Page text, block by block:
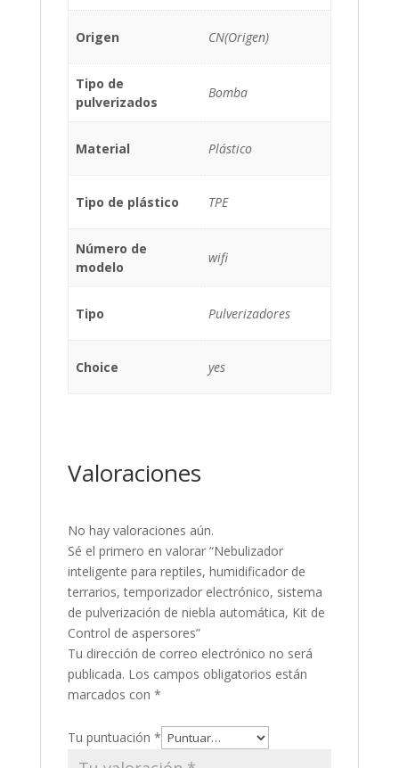
Origen CN(Origen)
Tipo de
pulverizados
Bomba
Material Plástico
Tipo de plástico TPE
Número de
modelo
wifi
Tipo Pulverizadores
Choice yes
Valoraciones
No hay valoraciones aún.
Sé el primero en valorar “Nebulizador
inteligente para reptiles, humidificador de
terrarios, temporizador electrónico, sistema
de pulverización de niebla automática, Kit de
Control de aspersores”
Tu dirección de correo electrónico no será
publicada. Los campos obligatorios están
marcados con *
Tu puntuación *